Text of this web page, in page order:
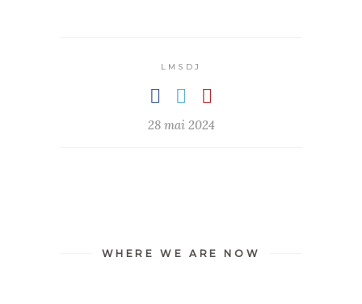
LMSDJ
28 mai 2024
WHERE WE ARE NOW